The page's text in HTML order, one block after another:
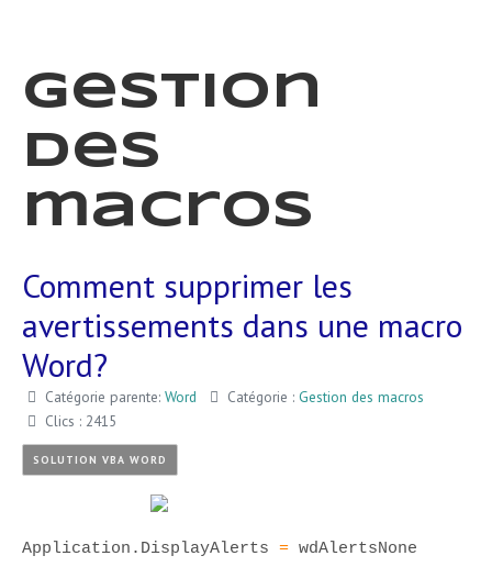
Gestion
des
macros
Comment supprimer les
avertissements dans une macro
Word?
Catégorie parente: Word Catégorie : Gestion des macros
Clics : 2415
SOLUTION VBA WORD
Application.DisplayAlerts = wdAlertsNone